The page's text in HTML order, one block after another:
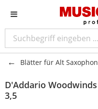
Blätter für Alt Saxophon
D'Addario Woodwinds
3,5